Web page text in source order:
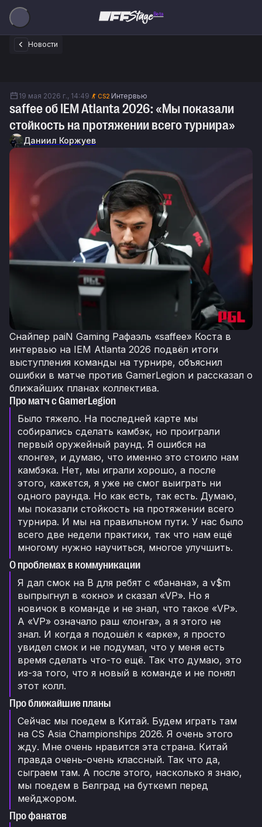
Beta
Новости
19 мая 2026 г., 14:49 CS2 Интервью
saffee об IEM Atlanta 2026: «Мы показали
стойкость на протяжении всего турнира»
Даниил Коржуев
Снайпер paiN Gaming Рафаэль «saffee» Коста в
интервью на IEM Atlanta 2026 подвёл итоги
выступления команды на турнире, объяснил
ошибки в матче против GamerLegion и рассказал о
ближайших планах коллектива.
Про матч с GamerLegion
Было тяжело. На последней карте мы
собирались сделать камбэк, но проиграли
первый оружейный раунд. Я ошибся на
«лонге», и думаю, что именно это стоило нам
камбэка. Нет, мы играли хорошо, а после
этого, кажется, я уже не смог выиграть ни
одного раунда. Но как есть, так есть. Думаю,
мы показали стойкость на протяжении всего
турнира. И мы на правильном пути. У нас было
всего две недели практики, так что нам ещё
многому нужно научиться, многое улучшить.
О проблемах в коммуникации
Я дал смок на B для ребят с «банана», а v$m
выпрыгнул в «окно» и сказал «VP». Но я
новичок в команде и не знал, что такое «VP».
А «VP» означало раш «лонга», а я этого не
знал. И когда я подошёл к «арке», я просто
увидел смок и не подумал, что у меня есть
время сделать что-то ещё. Так что думаю, это
из-за того, что я новый в команде и не понял
этот колл.
Про ближайшие планы
Сейчас мы поедем в Китай. Будем играть там
на CS Asia Championships 2026. Я очень этого
жду. Мне очень нравится эта страна. Китай
правда очень-очень классный. Так что да,
сыграем там. А после этого, насколько я знаю,
мы поедем в Белград на буткемп перед
мейджором.
Про фанатов